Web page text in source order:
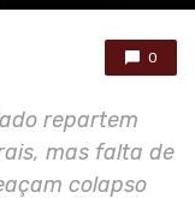
0
repartem
mas falta de
colapso